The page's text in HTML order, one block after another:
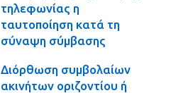
τηλεφωνίας η
ταυτοποίηση κατά τη
σύναψη σύμβασης
Διόρθωση συμβολαίων
ακινήτων οριζοντίου ή